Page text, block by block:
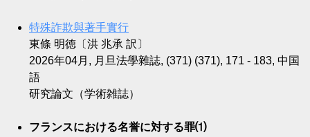
特殊詐欺與著手實行
東條 明徳〔洪 兆承 訳〕
2026年04月, 月旦法學雜誌, (371) (371), 171 - 183, 中国
語
研究論文（学術雑誌）
フランスにおける名誉に対する罪⑴